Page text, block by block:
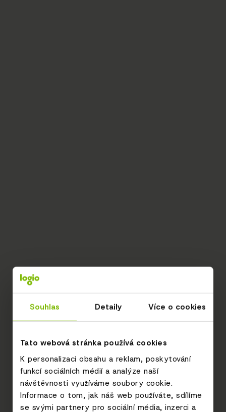
Souhlas Detaily Více o cookies
Tato webová stránka používá cookies
K personalizaci obsahu a reklam, poskytování
funkcí sociálních médií a analýze naší
návštěvnosti využíváme soubory cookie.
Informace o tom, jak náš web používáte, sdílíme
se svými partnery pro sociální média, inzerci a